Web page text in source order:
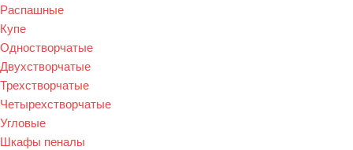
Распашные
Купе
Одностворчатые
Двухстворчатые
Трехстворчатые
Четырехстворчатые
Угловые
Шкафы пеналы